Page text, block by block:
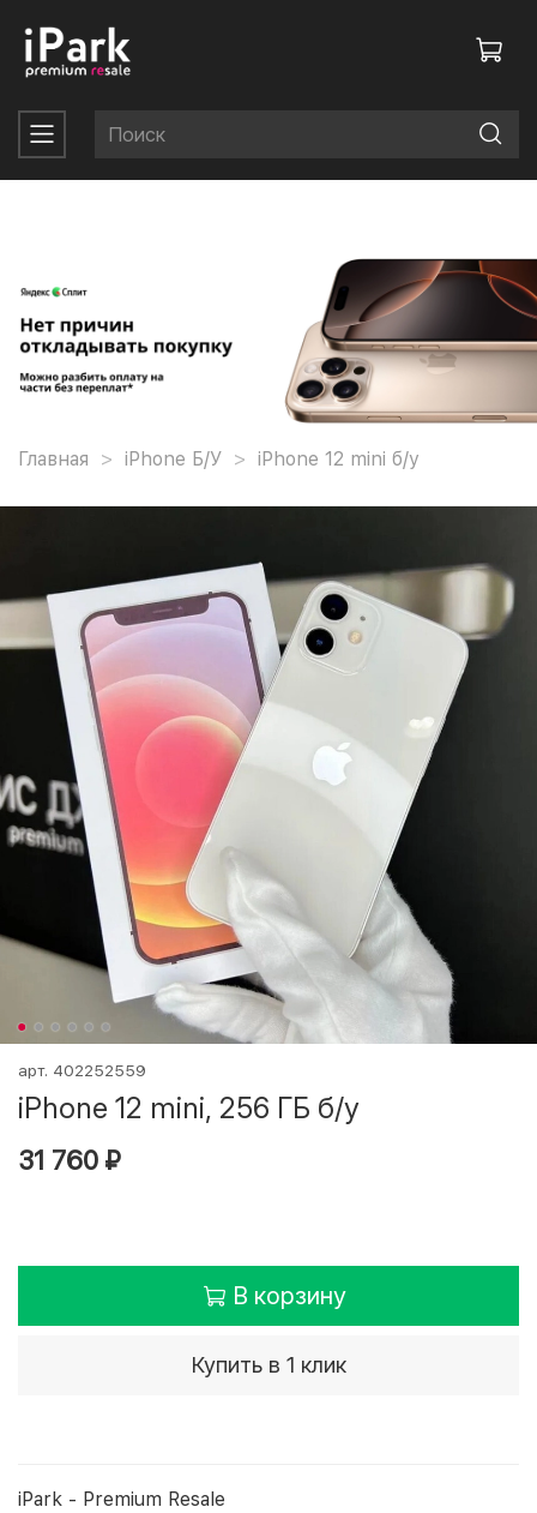
Главная iPhone Б/У iPhone 12 mini б/у
арт. 402252559
iPhone 12 mini, 256 ГБ б/у
31 760 ₽
В корзину
Купить в 1 клик
iPark - Premium Resale